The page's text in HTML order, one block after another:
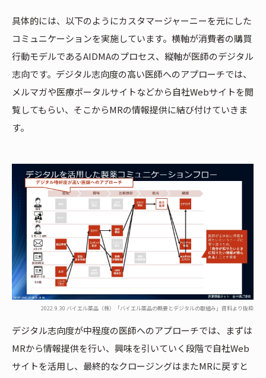
具体的には、以下のようにカスタマージャーニーを元にした
コミュニケーションを実施しています。横軸が消費者の購買
行動モデルであるAIDMAのプロセス、縦軸が医師のデジタル
志向です。デジタル志向度の高い医師へのアプローチでは、
メルマガや医療ポータルサイトなどから自社Webサイトを閲
覧してもらい、そこからMRの情報提供に結び付けていきま
す。
2022.9.30 バイエル薬品（株）「バイエル薬品の概要とデジタルの取組み」資料より抜粋
デジタル志向度が中程度の医師へのアプローチでは、まずは
MRから情報提供を行い、興味を引いていく段階で自社Web
サイトを活用し、最終的なクロージングはまたMRに戻すと